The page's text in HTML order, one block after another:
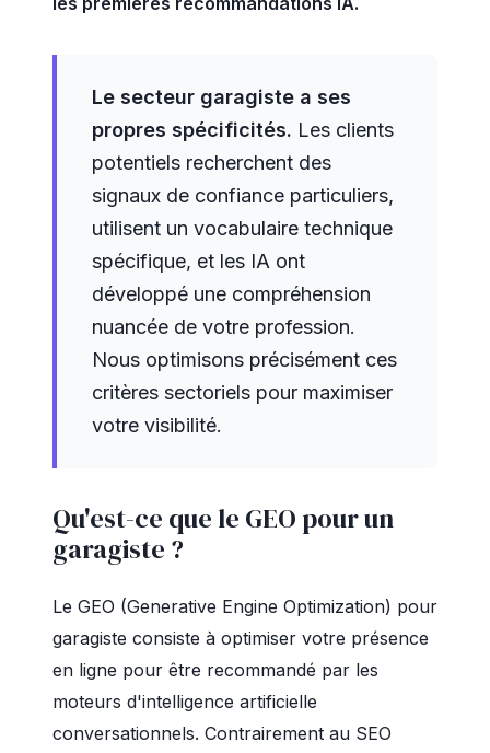
Le secteur garagiste a ses
propres spécificités. Les clients
potentiels recherchent des
signaux de confiance particuliers,
utilisent un vocabulaire technique
spécifique, et les IA ont
développé une compréhension
nuancée de votre profession.
Nous optimisons précisément ces
critères sectoriels pour maximiser
votre visibilité.
Qu'est-ce que le GEO pour un
garagiste ?
Le GEO (Generative Engine Optimization) pour
garagiste consiste à optimiser votre présence
en ligne pour être recommandé par les
moteurs d'intelligence artificielle
conversationnels. Contrairement au SEO